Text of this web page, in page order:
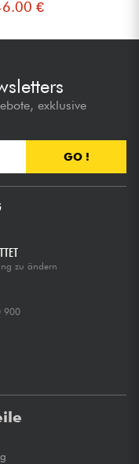
€
exklusive
GO !
zu ändern
900